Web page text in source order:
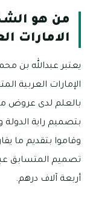
من هو
الامارات
يعتبر عبدالله بن
الإمارات العربية
بالعلم لدى عروض
بتصميم راية
وقاموا بتقديم ما
تصميم المتسابق
أربعة آلاف درهم.